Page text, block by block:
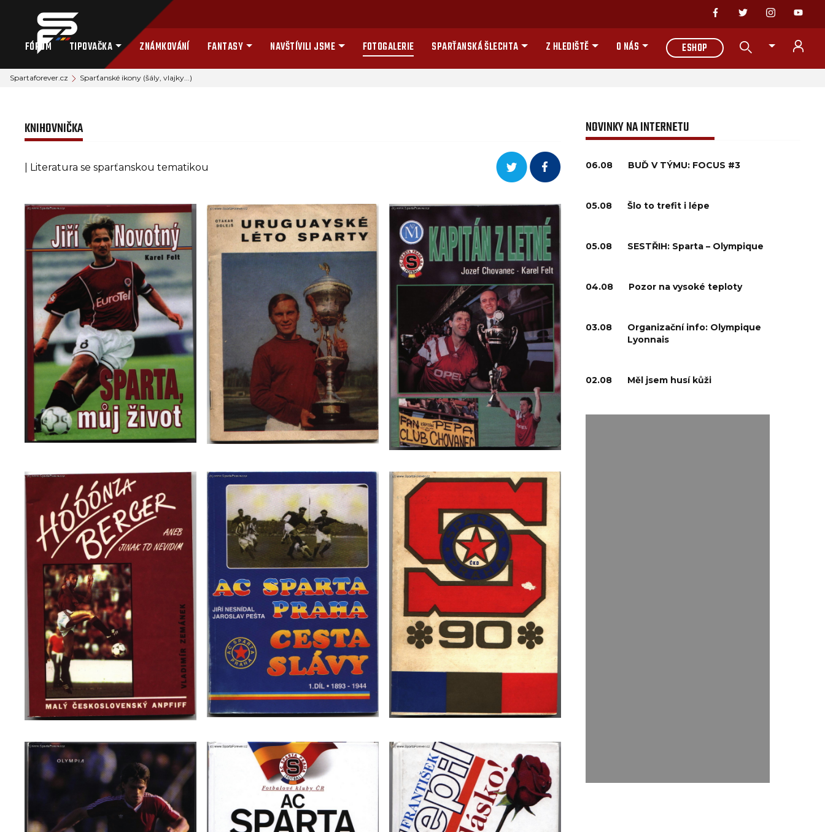
FÓRUM TIPOVAČKA ZNÁMKOVÁNÍ FANTASY NAVŠTÍVILI JSME FOTOGALERIE SPARŤANSKÁ ŠLECHTA Z HLEDIŠTĚ O NÁS ESHOP
Spartaforever.cz Sparťanské ikony (šály, vlajky...)
KNIHOVNIČKA
| Literatura se sparťanskou tematikou
NOVINKY NA INTERNETU
06.08 BUĎ V TÝMU: FOCUS #3
05.08 Šlo to trefit i lépe
05.08 SESTŘIH: Sparta – Olympique
04.08 Pozor na vysoké teploty
03.08
Organizační info: Olympique
Lyonnais
02.08 Měl jsem husí kůži